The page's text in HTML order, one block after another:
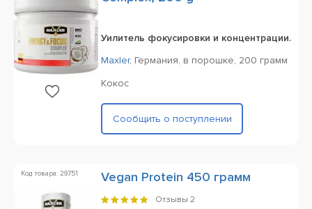
Уилитель фокусировки и концентрации.
Maxler, Германия, в порошке, 200 грамм
Кокос
Сообщить о поступлении
Код товара: 29751 Vegan Protein 450 грамм
Отзывы 2